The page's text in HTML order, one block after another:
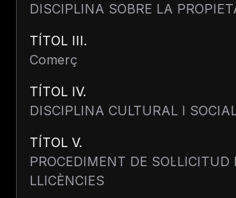
DISCIPLINA SOBRE LA
TÍTOL III.
Comerç
TÍTOL IV.
DISCIPLINA CULTURAL I
TÍTOL V.
PROCEDIMENT DE SOL·LICITUD
LLICÈNCIES